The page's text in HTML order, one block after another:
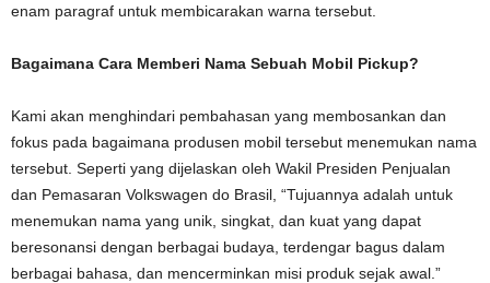
enam paragraf untuk membicarakan warna tersebut.
Bagaimana Cara Memberi Nama Sebuah Mobil Pickup?
Kami akan menghindari pembahasan yang membosankan dan
fokus pada bagaimana produsen mobil tersebut menemukan nama
tersebut. Seperti yang dijelaskan oleh Wakil Presiden Penjualan
dan Pemasaran Volkswagen do Brasil, “Tujuannya adalah untuk
menemukan nama yang unik, singkat, dan kuat yang dapat
beresonansi dengan berbagai budaya, terdengar bagus dalam
berbagai bahasa, dan mencerminkan misi produk sejak awal.”